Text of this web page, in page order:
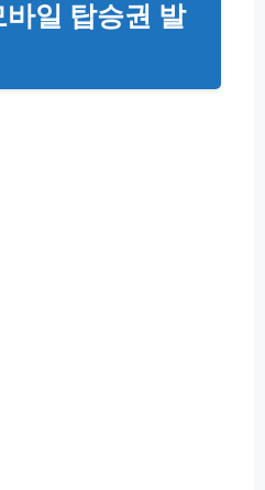
일 탑승권 발